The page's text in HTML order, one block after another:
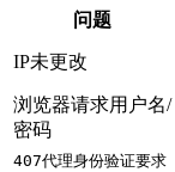
问题
IP未更改
浏览器请求用户名/
密码
407代理身份验证要求